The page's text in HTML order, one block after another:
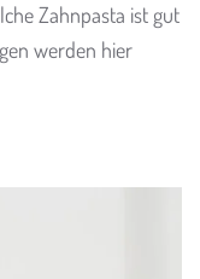
Zahnpasta ist gut
werden hier